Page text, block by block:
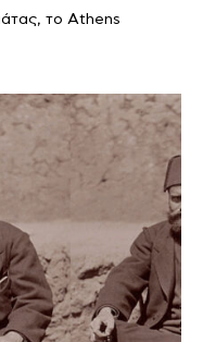
το Athens